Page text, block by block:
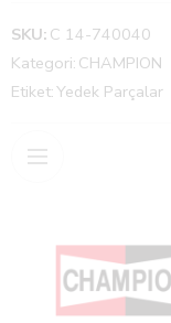
SKU: C 14-740040
Kategori: CHAMPION
Etiket:Yedek Parçalar